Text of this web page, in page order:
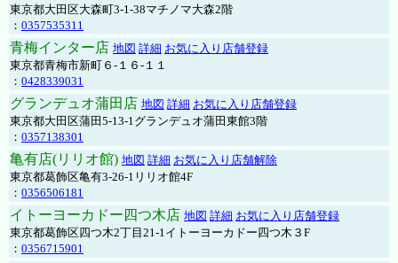
東京都大田区大森町3-1-38マチノマ大森2階
： 0357535311
青梅インター店 地図 詳細 お気に入り店舗登録
東京都青梅市新町６-１６-１１
： 0428339031
グランデュオ蒲田店 地図 詳細 お気に入り店舗登録
東京都大田区蒲田5-13-1グランデュオ蒲田東館3階
： 0357138301
亀有店(リリオ館) 地図 詳細 お気に入り店舗解除
東京都葛飾区亀有3-26-1リリオ館4F
： 0356506181
イトーヨーカドー四つ木店 地図 詳細 お気に入り店舗登録
東京都葛飾区四つ木2丁目21-1イトーヨーカドー四つ木３F
： 0356715901